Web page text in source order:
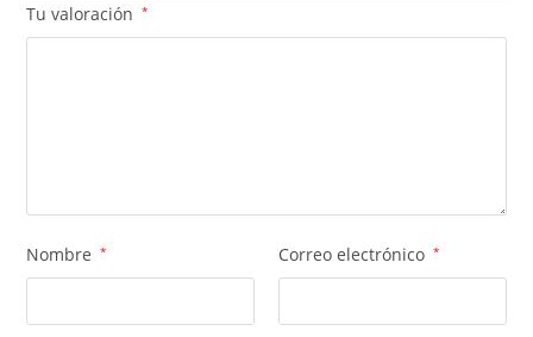
Tu valoración *
Nombre * Correo electrónico *